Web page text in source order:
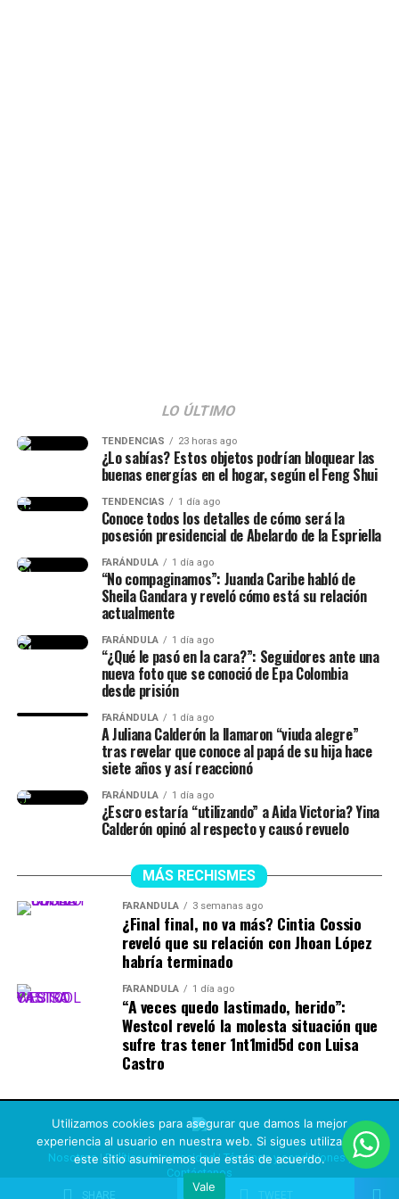
SHARE TWEET
(@ABDELAESPRIELLA)
August 5, 2026
líquidos”, manifestó.
Finalmente, las imágenes de Isabella no tardaron en
viralizarse, y las personas le agradecieron por mostrar la
realidad que viven muchas mujeres en un postparto.
@isalavenezolanaate abrazo!! se q es duro no dormir pero
dar vida es renacer, míralo como una segunda oportunidad
para hacerlo bien, o mejor
♬ original sound –
ISABELLA LADERA
LO ÚLTIMO
TENDENCIAS 23 horas ago
¿Lo sabías? Estos objetos podrían bloquear las
buenas energías en el hogar, según el Feng Shui
TENDENCIAS 1 día ago
Conoce todos los detalles de cómo será la
posesión presidencial de Abelardo de la Espriella
FARÁNDULA 1 día ago
“No compaginamos”: Juanda Caribe habló de
Sheila Gandara y reveló cómo está su relación
actualmente
FARÁNDULA 1 día ago
“¿Qué le pasó en la cara?”: Seguidores ante una
nueva foto que se conoció de Epa Colombia
desde prisión
FARÁNDULA 1 día ago
A Juliana Calderón la llamaron “viuda alegre”
tras revelar que conoce al papá de su hija hace
siete años y así reaccionó
FARÁNDULA 1 día ago
¿Escro estaría “utilizando” a Aida Victoria? Yina
Calderón opinó al respecto y causó revuelo
MÁS RECHISMES
FARÁNDULA 3 semanas ago
¿Final final, no va más? Cintia Cossio
reveló que su relación con Jhoan López
habría terminado
FARÁNDULA 1 día ago
“A veces quedo lastimado, herido”:
Westcol reveló la molesta situación que
sufre tras tener 1nt1mid5d con Luisa
Castro
Nosotros|Política de privacidad| Términos y condiciones|
Contáctanos
Copyright © 2021 Rechismes |Design L-ink
Utilizamos cookies para asegurar que damos la mejor
experiencia al usuario en nuestra web. Si sigues utilizando
este sitio asumiremos que estás de acuerdo.
Vale